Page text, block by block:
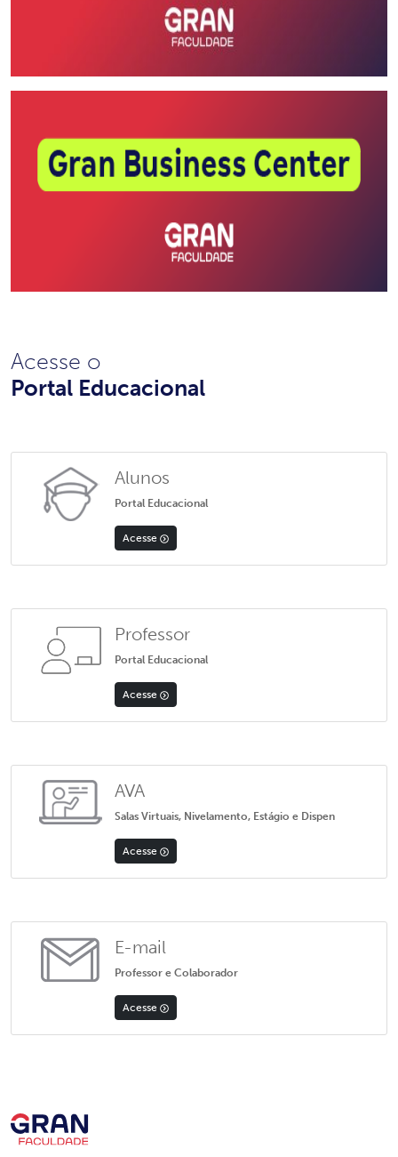
Acesse o
Portal Educacional
Alunos
Portal Educacional
Acesse
Professor
Portal Educacional
Acesse
AVA
Salas Virtuais, Nivelamento, Estágio e Dispen
Acesse
E-mail
Professor e Colaborador
Acesse